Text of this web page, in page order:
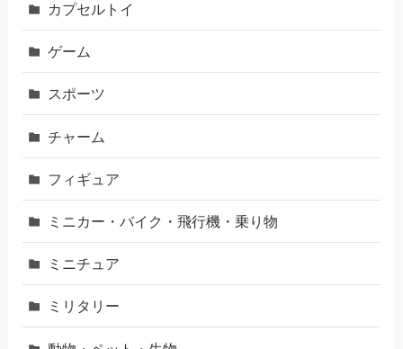
カプセルトイ
ゲーム
スポーツ
チャーム
フィギュア
ミニカー・バイク・飛行機・乗り物
ミニチュア
ミリタリー